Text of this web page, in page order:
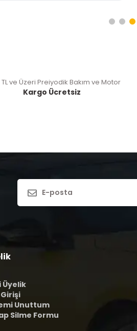
ve Üzeri Preiyodik Bakım ve Motor
Kargo Ücretsiz
Üyelik
Unuttum
Silme Formu